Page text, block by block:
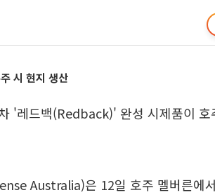
시 현지 생산
'레드백(Redback)' 완성 시제품이 호
Australia)은 12일 호주 멜버른에